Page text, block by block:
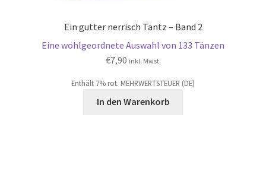
Ein gutter nerrisch Tantz – Band 2
Eine wohlgeordnete Auswahl von 133 Tänzen
€7,90 inkl. Mwst.
Enthält 7% rot. MEHRWERTSTEUER (DE)
In den Warenkorb